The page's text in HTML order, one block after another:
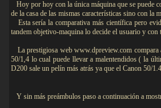
Hoy por hoy con la única máquina que se puede
de la casa de las mismas características sino con la
Esta sería la comparativa más científica pero
tandem objetivo-maquina lo decide el usuario y
La prestigiosa web www.dpreview.com
50/1,4 lo cual puede llevar a malentendidos ( la
D200 sale un pelín más atrás ya que el Canon 50/
Y sin más preámbulos paso a continuación a